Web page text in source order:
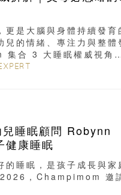
是大腦與身體持續發育
的情緒、專注力與整體
集合 3 大睡眠權威視角
睡眠顧問 Robynn
健康睡眠
睡眠，是孩子成長與家
2026，Champimom 邀